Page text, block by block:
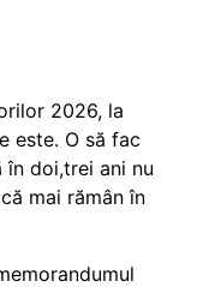
2026, la
este. O să fac
în doi,trei ani nu
mai rămân în